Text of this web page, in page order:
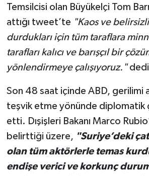
Temsilcisi olan Büyükelçi Tom
attığı tweet’te "Kaos ve
durdukları için tüm taraflara
tarafları kalıcı ve barışçıl bir
yönlendirmeye çalışıyoruz."
Son 48 saat içinde ABD, gerilimi
teşvik etme yönünde diplomatik
etti. Dışişleri Bakanı Marco
belirttiği üzere, "Suriye’deki
olan tüm aktörlerle temas
endişe verici ve korkunç